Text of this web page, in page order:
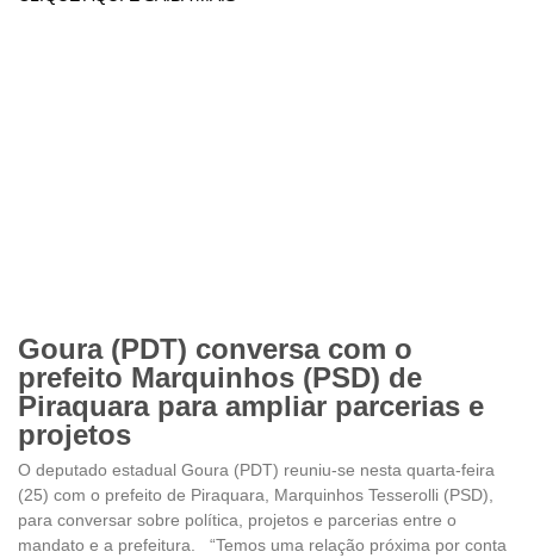
Goura (PDT) conversa com o
prefeito Marquinhos (PSD) de
Piraquara para ampliar parcerias e
projetos
O deputado estadual Goura (PDT) reuniu-se nesta quarta-feira
(25) com o prefeito de Piraquara, Marquinhos Tesserolli (PSD),
para conversar sobre política, projetos e parcerias entre o
mandato e a prefeitura. “Temos uma relação próxima por conta